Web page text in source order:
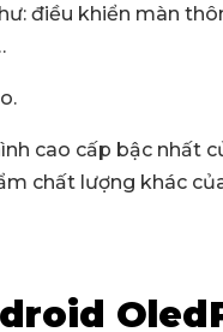
điều khiển màn
cao cấp bậc nhất
chất lượng khác